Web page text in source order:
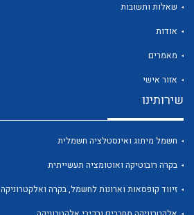
לכל מוצרי היצרן
לכל מוצרי היצרן
שאלות ותשובות
אודות
מאמרים
אזור אישי
שירותינו
חשמל מיתוג ואינסטלציה חשמלית
בקרה רובוטיקה ואוטומציה תעשייתית
זיווד קופסאות וארונות לחשמל, בקרה ואלקטרוניקה